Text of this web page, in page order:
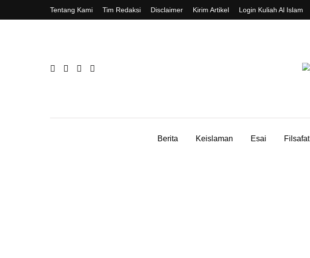
Tentang Kami Tim Redaksi Disclaimer Kirim Artikel Login Kuliah Al Islam
Berita Keislaman Esai Filsafat